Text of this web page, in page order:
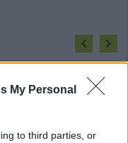
My Personal
to third parties, or
centrocampo con